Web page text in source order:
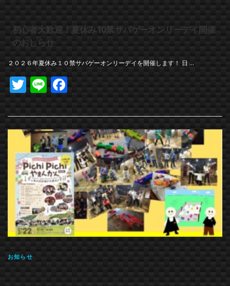
初心者大歓迎！夏休み10禁サバゲーオンリーデイ開催
のおしらせ
２０２６年夏休み１０禁サバゲーオンリーデイを開催します！ 日 …
Twitter
Line
お知らせ